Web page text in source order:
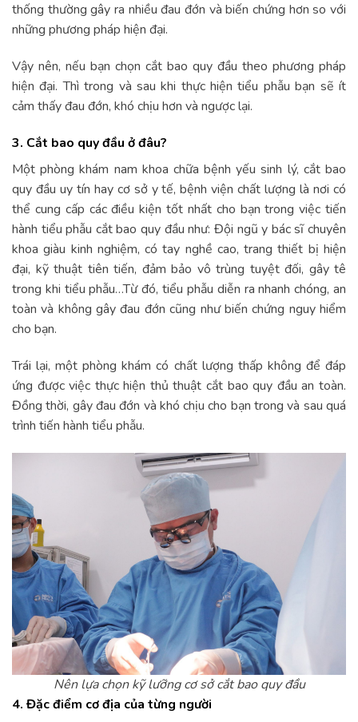
thống thường gây ra nhiều đau đớn và biến chứng hơn so với
những phương pháp hiện đại.
Vậy nên, nếu bạn chọn cắt bao quy đầu theo phương pháp
hiện đại. Thì trong và sau khi thực hiện tiểu phẫu bạn sẽ ít
cảm thấy đau đớn, khó chịu hơn và ngược lại.
3. Cắt bao quy đầu ở đâu?
Một phòng khám nam khoa chữa bệnh yếu sinh lý, cắt bao
quy đầu uy tín hay cơ sở y tế, bệnh viện chất lượng là nơi có
thể cung cấp các điều kiện tốt nhất cho bạn trong việc tiến
hành tiểu phẫu cắt bao quy đầu như: Đội ngũ y bác sĩ chuyên
khoa giàu kinh nghiệm, có tay nghề cao, trang thiết bị hiện
đại, kỹ thuật tiên tiến, đảm bảo vô trùng tuyệt đối, gây tê
trong khi tiểu phẫu…Từ đó, tiểu phẫu diễn ra nhanh chóng, an
toàn và không gây đau đớn cũng như biến chứng nguy hiểm
cho bạn.
Trái lại, một phòng khám có chất lượng thấp không để đáp
ứng được việc thực hiện thủ thuật cắt bao quy đầu an toàn.
Đồng thời, gây đau đớn và khó chịu cho bạn trong và sau quá
trình tiến hành tiểu phẫu.
Nên lựa chọn kỹ lưỡng cơ sở cắt bao quy đầu
4. Đặc điểm cơ địa của từng người